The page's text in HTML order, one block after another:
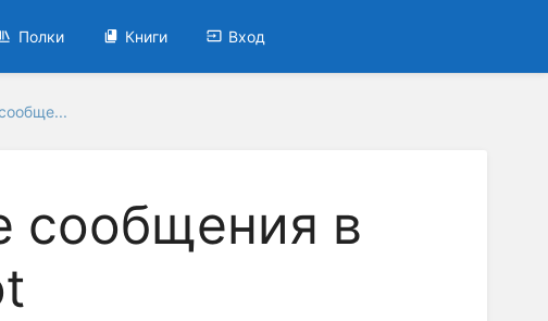
Полки Книги Вход
сообщения в